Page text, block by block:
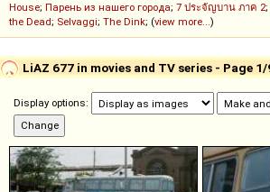
House; Парень из нашего города; 7 ประจัญบาน ภาค 2;
the Dead; Selvaggi; The Dink; (view more...)
LiAZ 677 in movies and TV series - Page 1/
Display options: